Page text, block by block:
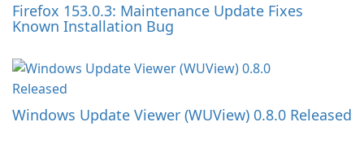
Firefox 153.0.3: Maintenance Update Fixes
Known Installation Bug
Windows Update Viewer (WUView) 0.8.0 Released